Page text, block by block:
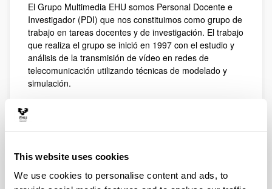
This website uses cookies
We use cookies to personalise content and ads, to
El Grupo Multimedia EHU somos Personal Docente e
Investigador (PDI) que nos constituimos como grupo de
trabajo en tareas docentes y de investigación. El trabajo
que realiza el grupo se inició en 1997 con el estudio y
análisis de la transmisión de vídeo en redes de
telecomunicación utilizando técnicas de modelado y
simulación.
estudio e implementación de la transmisión de
En la actualidad, el trabajo del grupo se desarrolla en
herramientas para la creación de contenidos y entornos